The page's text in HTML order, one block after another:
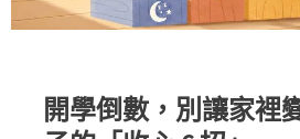
開學倒數，別讓家裡